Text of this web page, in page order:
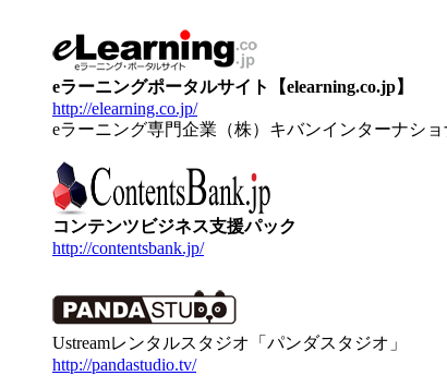
eラーニングポータルサイト【elearning.co.jp】
http://elearning.co.jp/
eラーニング専門企業（株）キバンインターナシ
コンテンツビジネス支援パック
http://contentsbank.jp/
Ustreamレンタルスタジオ「パンダスタジオ」
http://pandastudio.tv/